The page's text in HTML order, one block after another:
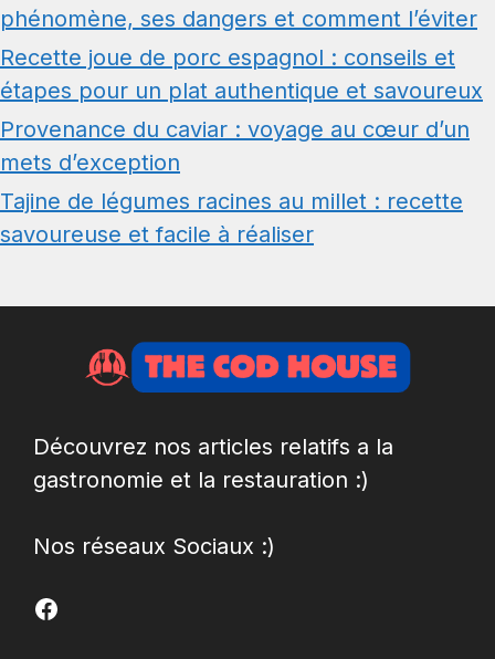
phénomène, ses dangers et comment l’éviter
Recette joue de porc espagnol : conseils et
étapes pour un plat authentique et savoureux
Provenance du caviar : voyage au cœur d’un
mets d’exception
Tajine de légumes racines au millet : recette
savoureuse et facile à réaliser
Découvrez nos articles relatifs a la
gastronomie et la restauration :)
Nos réseaux Sociaux :)
Facebook